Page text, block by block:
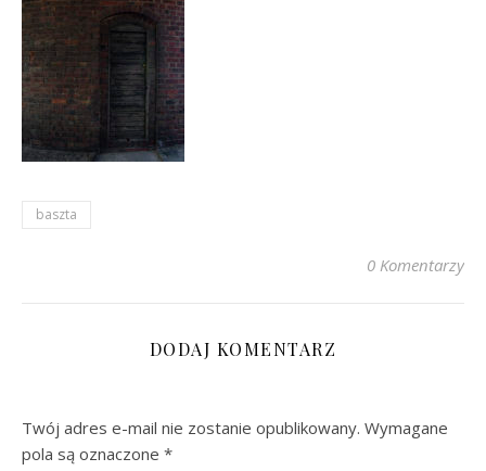
baszta
0 Komentarzy
DODAJ KOMENTARZ
Twój adres e-mail nie zostanie opublikowany. Wymagane
pola są oznaczone *